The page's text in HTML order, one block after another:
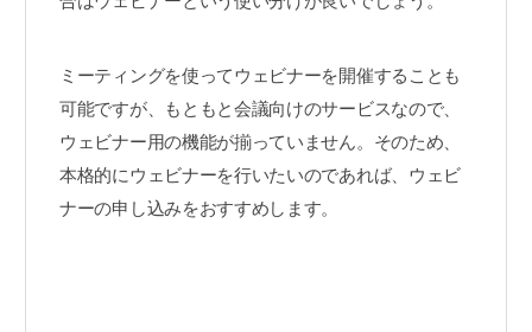
ミーティングを使ってウェビナーを開催することも
可能ですが、もともと会議向けのサービスなので、
ウェビナー用の機能が揃っていません。そのため、
本格的にウェビナーを行いたいのであれば、ウェビ
ナーの申し込みをおすすめします。